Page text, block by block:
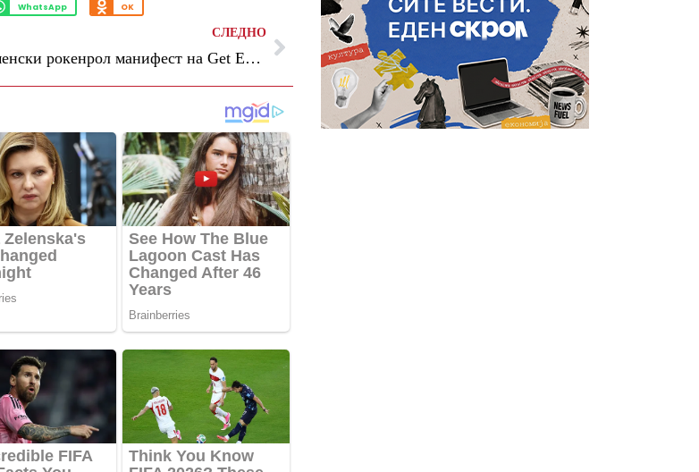
WhatsApp OK
СЛЕДНО
Безвременски рокенрол манифест на Get EXITed забавата: Бајага и Инструктори во Струмица